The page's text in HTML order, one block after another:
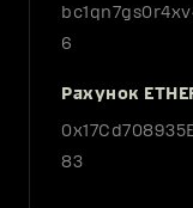
6
Рахунок
83